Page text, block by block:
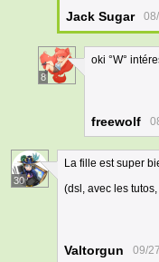
Jack Sugar
8
oki °W°
freewolf
30
La fille est super
(dsl, avec les
Valtorgun 09/